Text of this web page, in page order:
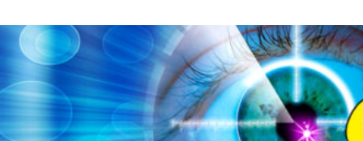
to
contentvinivida.lk